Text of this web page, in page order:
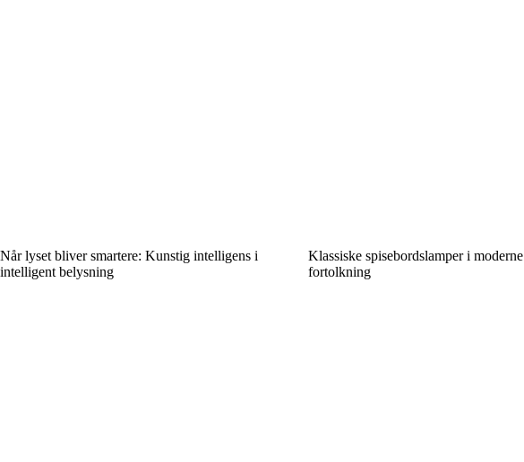
Når lyset bliver smartere: Kunstig intelligens i
intelligent belysning
Klassiske spisebordslamper i moderne
fortolkning